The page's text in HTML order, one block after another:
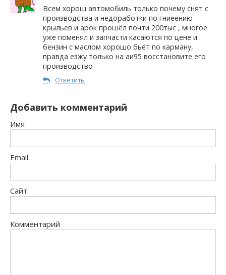
Всем хорош автомобиль только почему снят с
производства и недоработки по гниеению
крыльев и арок прошёл почти 200тыс , многое
уже поменял и запчасти касаются по цене и
бензин с маслом хорошо бьёт по карману,
правда езжу только на аи95 восстановите его
производство
Ответить
Добавить комментарий
Имя
Email
Сайт
Комментарий